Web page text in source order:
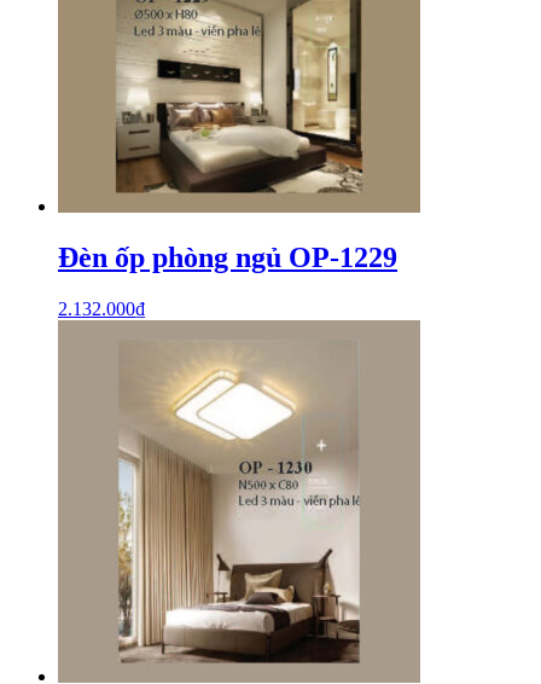
Đèn ốp phòng ngủ OP-1229
2.132.000₫